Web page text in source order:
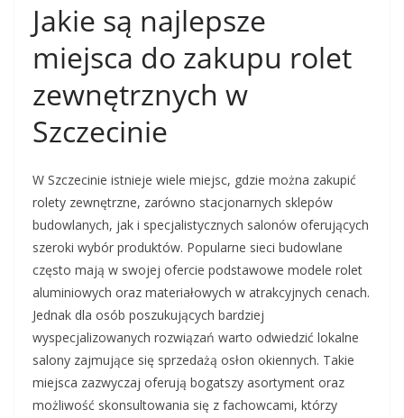
Jakie są najlepsze
miejsca do zakupu rolet
zewnętrznych w
Szczecinie
W Szczecinie istnieje wiele miejsc, gdzie można zakupić
rolety zewnętrzne, zarówno stacjonarnych sklepów
budowlanych, jak i specjalistycznych salonów oferujących
szeroki wybór produktów. Popularne sieci budowlane
często mają w swojej ofercie podstawowe modele rolet
aluminiowych oraz materiałowych w atrakcyjnych cenach.
Jednak dla osób poszukujących bardziej
wyspecjalizowanych rozwiązań warto odwiedzić lokalne
salony zajmujące się sprzedażą osłon okiennych. Takie
miejsca zazwyczaj oferują bogatszy asortyment oraz
możliwość skonsultowania się z fachowcami, którzy